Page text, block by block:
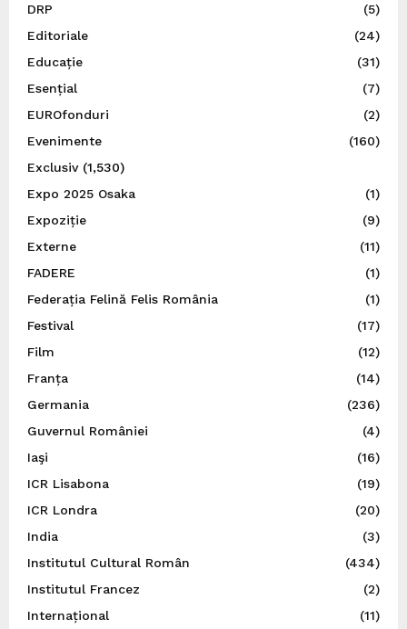
DRP
(5)
Editoriale
(24)
Educație
(31)
Esențial
(7)
EUROfonduri
(2)
Evenimente
(160)
Exclusiv(1,530)
Expo 2025 Osaka
(1)
Expoziție
(9)
Externe
(11)
FADERE
(1)
Federația Felină Felis România
(1)
Festival
(17)
Film
(12)
Franța
(14)
Germania
(236)
Guvernul României
(4)
Iaşi
(16)
ICR Lisabona
(19)
ICR Londra
(20)
India
(3)
Institutul Cultural Român
(434)
Institutul Francez
(2)
Internațional
(11)